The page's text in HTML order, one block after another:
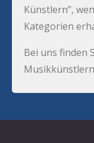
Künstlern”,
Kategorien
Bei uns finden